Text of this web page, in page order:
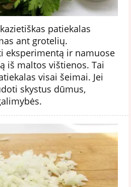
patiekalas
ant grotelių.
eksperimentą ir namuose
iš maltos vištienos. Tai
visai šeimai. Jei
skystus dūmus,